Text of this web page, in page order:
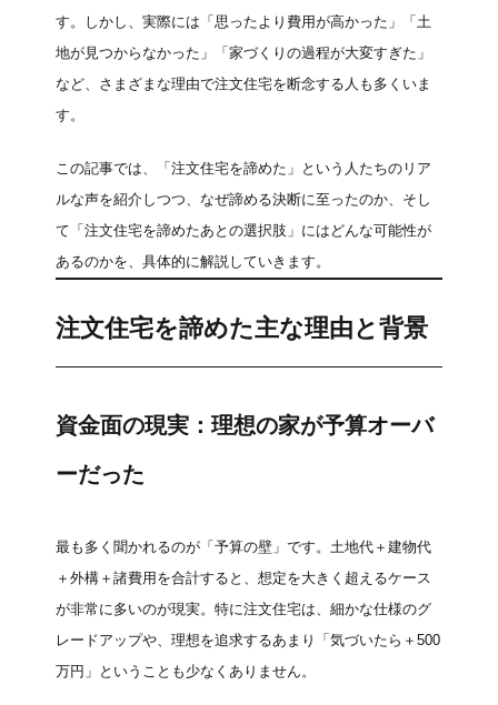
す。しかし、実際には「思ったより費用が高かった」「土
地が見つからなかった」「家づくりの過程が大変すぎた」
など、さまざまな理由で注文住宅を断念する人も多くいま
す。
この記事では、「注文住宅を諦めた」という人たちのリア
ルな声を紹介しつつ、なぜ諦める決断に至ったのか、そし
て「注文住宅を諦めたあとの選択肢」にはどんな可能性が
あるのかを、具体的に解説していきます。
注文住宅を諦めた主な理由と背景
資金面の現実：理想の家が予算オーバ
ーだった
最も多く聞かれるのが「予算の壁」です。土地代＋建物代
＋外構＋諸費用を合計すると、想定を大きく超えるケース
が非常に多いのが現実。特に注文住宅は、細かな仕様のグ
レードアップや、理想を追求するあまり「気づいたら＋500
万円」ということも少なくありません。